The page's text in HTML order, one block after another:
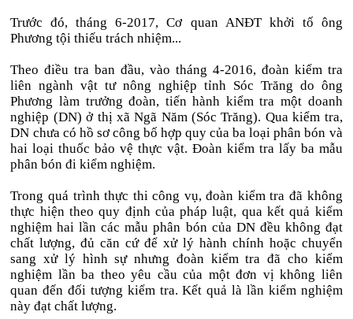
Trước đó, tháng 6-2017, Cơ quan ANĐT khởi tố ông
Phương tội thiếu trách nhiệm...
Theo điều tra ban đầu, vào tháng 4-2016, đoàn kiểm tra
liên ngành vật tư nông nghiệp tỉnh Sóc Trăng do ông
Phương làm trưởng đoàn, tiến hành kiểm tra một doanh
nghiệp (DN) ở thị xã Ngã Năm (Sóc Trăng). Qua kiểm tra,
DN chưa có hồ sơ công bố hợp quy của ba loại phân bón và
hai loại thuốc bảo vệ thực vật. Đoàn kiểm tra lấy ba mẫu
phân bón đi kiểm nghiệm.
Trong quá trình thực thi công vụ, đoàn kiểm tra đã không
thực hiện theo quy định của pháp luật, qua kết quả kiểm
nghiệm hai lần các mẫu phân bón của DN đều không đạt
chất lượng, đủ căn cứ để xử lý hành chính hoặc chuyển
sang xử lý hình sự nhưng đoàn kiểm tra đã cho kiểm
nghiệm lần ba theo yêu cầu của một đơn vị không liên
quan đến đối tượng kiểm tra. Kết quả là lần kiểm nghiệm
này đạt chất lượng.